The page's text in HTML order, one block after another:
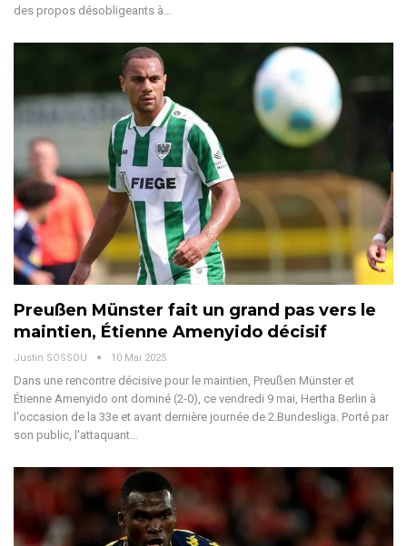
des propos désobligeants à
Preußen Münster fait un grand pas vers le
maintien, Étienne Amenyido décisif
Justin SOSSOU 10 Mai 2025
Dans une rencontre décisive pour le maintien, Preußen Münster et
Étienne Amenyido ont dominé (2-0), ce vendredi 9 mai, Hertha Berlin à
l'occasion de la 33e et avant dernière journée de 2.Bundesliga. Porté par
son public, l'attaquant…